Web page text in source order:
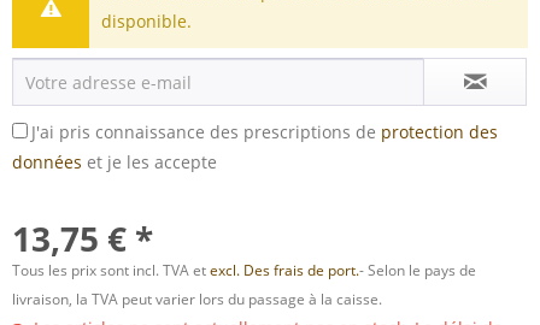
disponible.
J'ai pris connaissance des prescriptions de protection des
données et je les accepte
13,75 € *
Tous les prix sont incl. TVA etexcl. Des frais de port.- Selon le pays de
livraison, la TVA peut varier lors du passage à la caisse.